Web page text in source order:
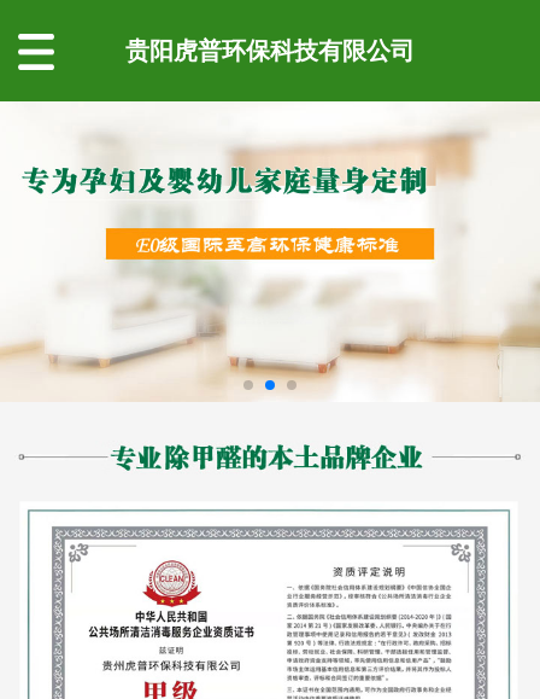
贵阳虎普环保科技有限公司